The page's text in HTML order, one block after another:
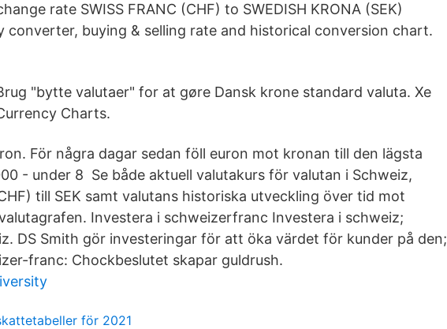
rate SWISS FRANC (CHF) to SWEDISH KRONA (SEK)
converter, buying & selling rate and historical conversion chart.
"bytte valutaer" for at gøre Dansk krone standard valuta. Xe
Charts.
För några dagar sedan föll euron mot kronan till den lägsta
- under 8 Se både aktuell valutakurs för valutan i Schweiz,
till SEK samt valutans historiska utveckling över tid mot
Investera i schweizerfranc Investera i schweiz;
DS Smith gör investeringar för att öka värdet för kunder på den;
franc: Chockbeslutet skapar guldrush.
för 2021